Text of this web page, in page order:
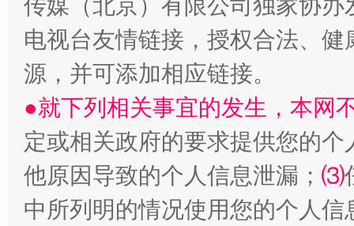
受贿1.44亿！段成刚被判无期 从幼
传媒（北京）有限公司独家协
电视台友情链接，授权合法、
源，并可添加相应链接。
●就下列相关事宜的发生，本网
定或相关政府的要求提供您的个
他原因导致的个人信息泄漏； ⑶
中所列明的情况使用您的个人